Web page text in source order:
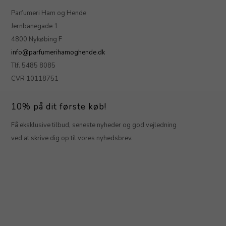
Parfumeri Ham og Hende
Jernbanegade 1
4800 Nykøbing F
info@parfumerihamoghende.dk
Tlf. 5485 8085
CVR 10118751
10% på dit første køb!
Få eksklusive tilbud, seneste nyheder og god vejledning
ved at skrive dig op til vores nyhedsbrev.